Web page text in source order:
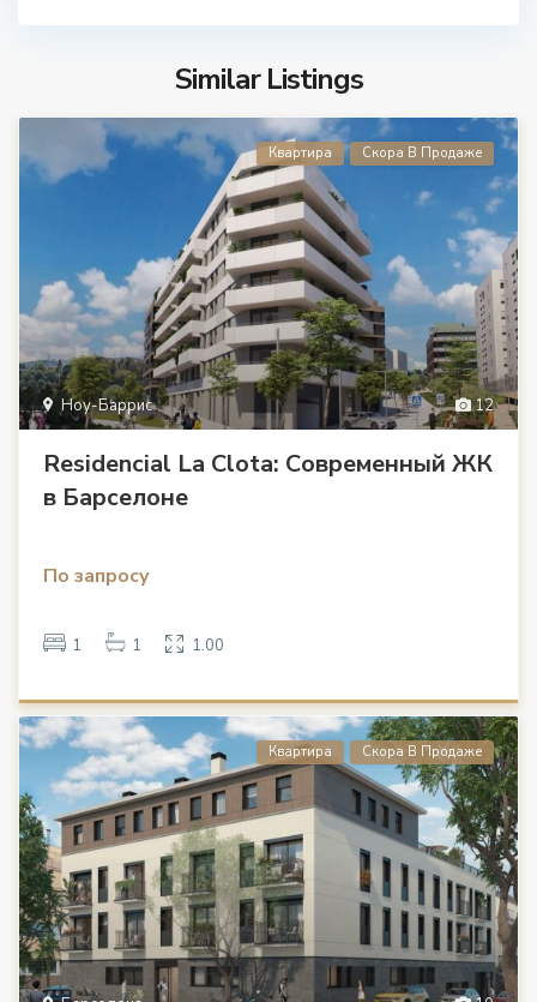
Similar Listings
12
Ноу-Баррис
Квартира Скора В Продаже
Residencial La Clota: Современный ЖК
в Барселоне
По запросу
1 1 1.00
Квартира Скора В Продаже